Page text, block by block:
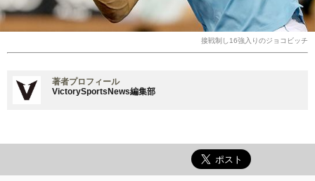
接戦制し16強入りのジョコビッチ
著者プロフィール
VictorySportsNews編集部